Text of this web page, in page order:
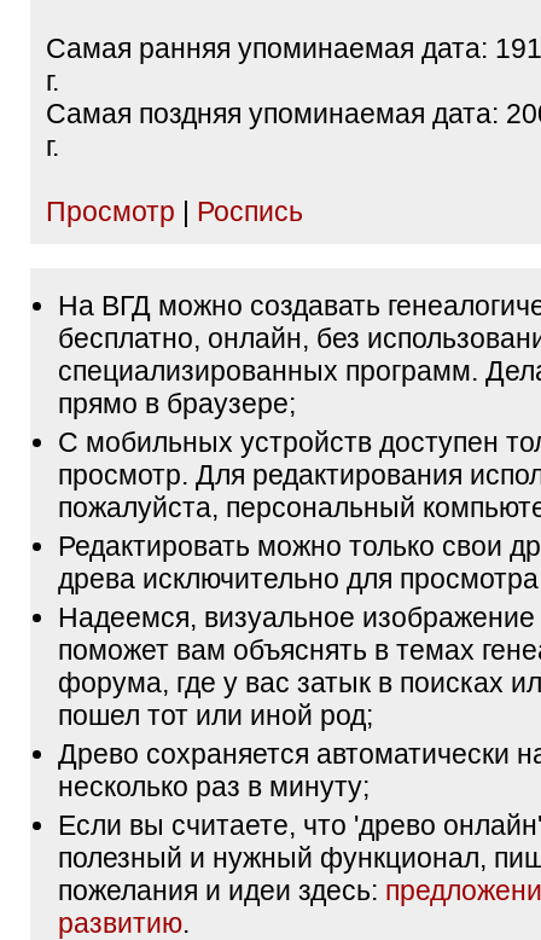
Самая ранняя упоминаемая дата:
г.
Самая поздняя упоминаемая дата:
г.
Просмотр | Роспись
На ВГД можно создавать
бесплатно, онлайн, без
специализированных программ.
прямо в браузере;
С мобильных устройств доступен
просмотр. Для редактирования
пожалуйста, персональный
Редактировать можно только свои
древа исключительно для
Надеемся, визуальное
поможет вам объяснять в темах
форума, где у вас затык в поисках
пошел тот или иной род;
Древо сохраняется автоматически
несколько раз в минуту;
Если вы считаете, что 'древо
полезный и нужный функционал,
пожелания и идеи здесь:
развитию.